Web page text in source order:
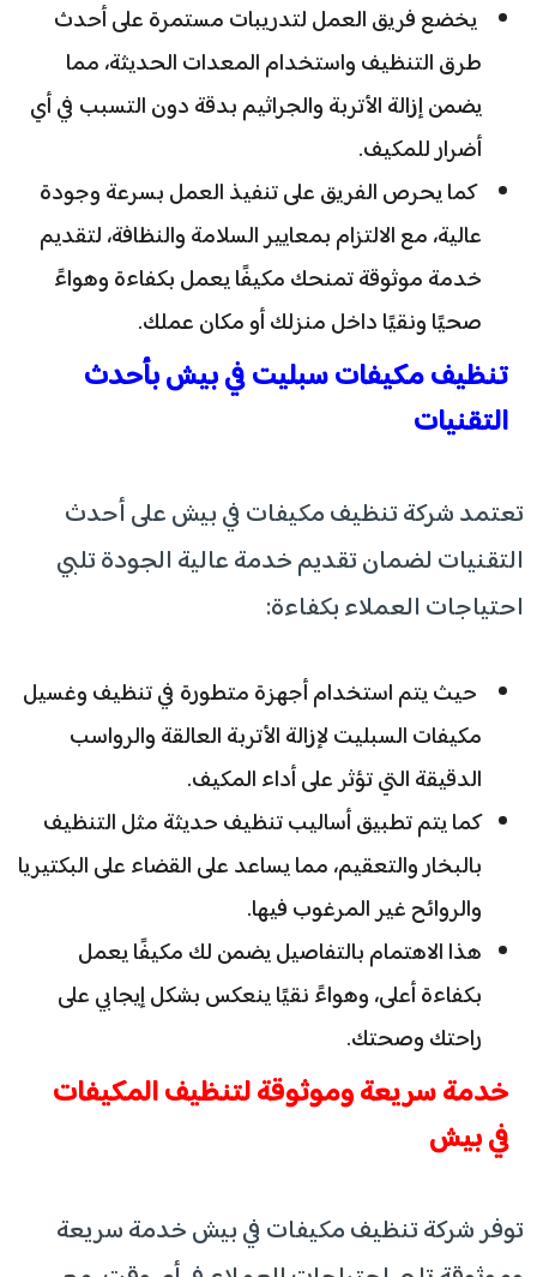
يخضع فريق العمل لتدريبات مستمرة على أحدث
طرق التنظيف واستخدام المعدات الحديثة، مما
يضمن إزالة الأتربة والجراثيم بدقة دون التسبب في أي
أضرار للمكيف.
كما يحرص الفريق على تنفيذ العمل بسرعة وجودة
عالية، مع الالتزام بمعايير السلامة والنظافة، لتقديم
خدمة موثوقة تمنحك مكيفًا يعمل بكفاءة وهواءً
صحيًا ونقيًا داخل منزلك أو مكان عملك.
تنظيف مكيفات سبليت في بيش بأحدث
التقنيات
تعتمد شركة تنظيف مكيفات في بيش على أحدث
التقنيات لضمان تقديم خدمة عالية الجودة تلبي
احتياجات العملاء بكفاءة:
حيث يتم استخدام أجهزة متطورة في تنظيف وغسيل
مكيفات السبليت لإزالة الأتربة العالقة والرواسب
الدقيقة التي تؤثر على أداء المكيف.
كما يتم تطبيق أساليب تنظيف حديثة مثل التنظيف
بالبخار والتعقيم، مما يساعد على القضاء على البكتيريا
والروائح غير المرغوب فيها.
هذا الاهتمام بالتفاصيل يضمن لك مكيفًا يعمل
بكفاءة أعلى، وهواءً نقيًا ينعكس بشكل إيجابي على
راحتك وصحتك.
خدمة سريعة وموثوقة لتنظيف المكيفات
في بيش
توفر شركة تنظيف مكيفات في بيش خدمة سريعة